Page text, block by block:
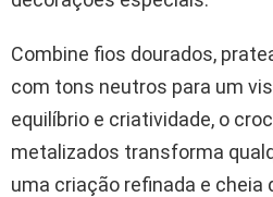
Combine fios dourados,
com tons neutros para um
equilíbrio e criatividade, o
metalizados transforma
uma criação refinada e cheia